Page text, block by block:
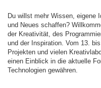
Du willst mehr Wissen, eigene
und Neues schaffen?
der Kreativität, des
und der Inspiration. Vom 13.
Projekten und vielen
einen Einblick in die aktuelle
Technologien gewähren.